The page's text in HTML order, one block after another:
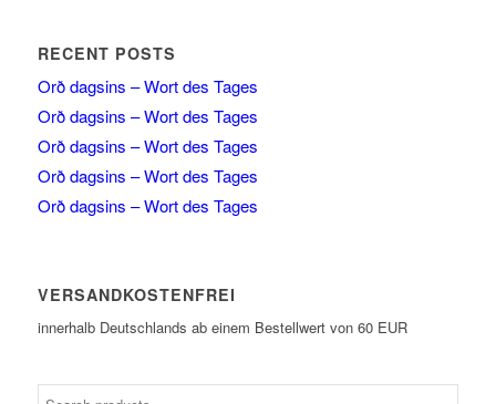
RECENT POSTS
Orð dagsins – Wort des Tages
Orð dagsins – Wort des Tages
Orð dagsins – Wort des Tages
Orð dagsins – Wort des Tages
Orð dagsins – Wort des Tages
VERSANDKOSTENFREI
innerhalb Deutschlands ab einem Bestellwert von 60 EUR